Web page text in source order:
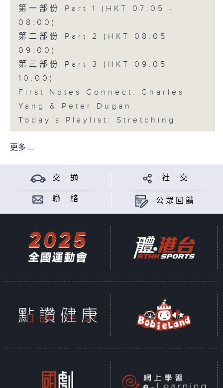
第一部份 Part 1 (HKT 07:05 -
08:00)
第二部份 Part 2 (HKT 08:05 -
09:00)
第三部份 Part 3 (HKT 09:05 -
10:00)
First Notes Connect: Charles
Yang & Peter Dugan
Today's Playlist: Stretching
更多 ...
交 通 社 交
聯 絡 公眾回饋